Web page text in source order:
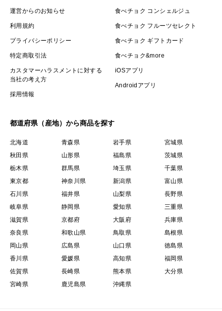
運営からのお知らせ
利用規約
プライバシーポリシー
特定商取引法
カスタマーハラスメントに対する
当社の考え方
採用情報
食べチョク コンシェルジュ
食べチョク フルーツセレクト
食べチョク ギフトカード
食べチョク&more
iOSアプリ
Androidアプリ
都道府県（産地）から商品を探す
北海道 青森県 岩手県
宮城県
秋田県
山形県 福島県
茨城県
栃木県
群馬県 埼玉県
千葉県
東京都
神奈川県 新潟県
富山県
石川県
福井県 山梨県
長野県
岐阜県
静岡県 愛知県
三重県
滋賀県
京都府 大阪府
兵庫県
奈良県
和歌山県 鳥取県
島根県
岡山県
広島県 山口県
徳島県
香川県
愛媛県 高知県
福岡県
佐賀県
長崎県 熊本県
大分県
宮崎県
鹿児島県 沖縄県